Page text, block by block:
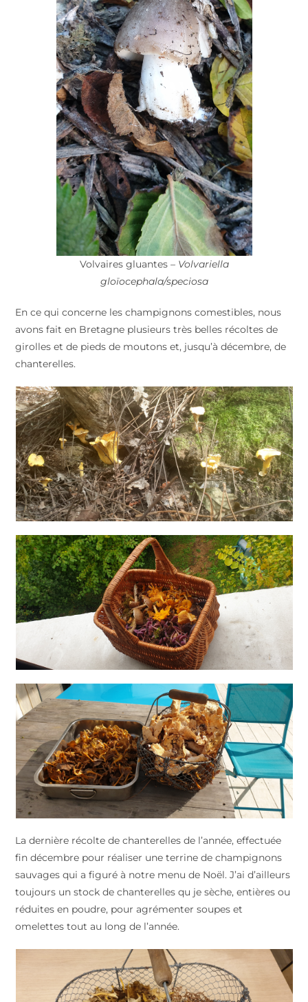
Volvaires gluantes – Volvariella
gloïocephala/speciosa
En ce qui concerne les champignons comestibles, nous
avons fait en Bretagne plusieurs très belles récoltes de
girolles et de pieds de moutons et, jusqu’à décembre, de
chanterelles.
La dernière récolte de chanterelles de l’année, effectuée
fin décembre pour réaliser une terrine de champignons
sauvages qui a figuré à notre menu de Noël. J’ai d’ailleurs
toujours un stock de chanterelles qu je sèche, entières ou
réduites en poudre, pour agrémenter soupes et
omelettes tout au long de l’année.